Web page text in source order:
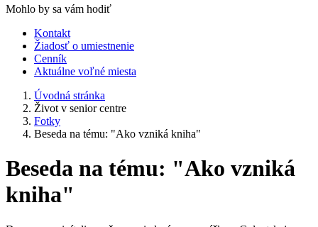
Mohlo by sa vám hodiť
Kontakt
Žiadosť o umiestnenie
Cenník
Aktuálne voľné miesta
Úvodná stránka
Život v senior centre
Fotky
Beseda na tému: "Ako vzniká kniha"
Beseda na tému: "Ako vzniká
kniha"